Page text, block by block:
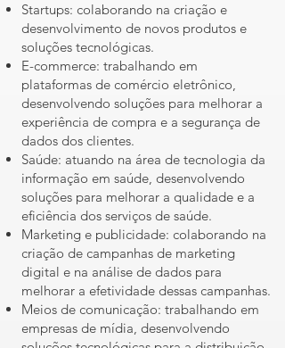
Startups: colaborando na criação e
desenvolvimento de novos produtos e
soluções tecnológicas.
E-commerce: trabalhando em
plataformas de comércio eletrônico,
desenvolvendo soluções para melhorar a
experiência de compra e a segurança de
dados dos clientes.
Saúde: atuando na área de tecnologia da
informação em saúde, desenvolvendo
soluções para melhorar a qualidade e a
eficiência dos serviços de saúde.
Marketing e publicidade: colaborando na
criação de campanhas de marketing
digital e na análise de dados para
melhorar a efetividade dessas campanhas.
Meios de comunicação: trabalhando em
empresas de mídia, desenvolvendo